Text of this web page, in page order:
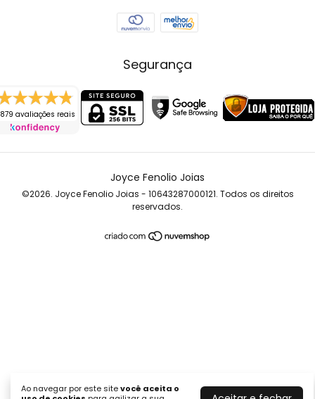
Ao navegar por este sitevocê aceita o
Segurança
avaliações reais
Joyce Fenolio Joias
©2026. Joyce Fenolio Joias - 10643287000121. Todos os direitos
reservados.